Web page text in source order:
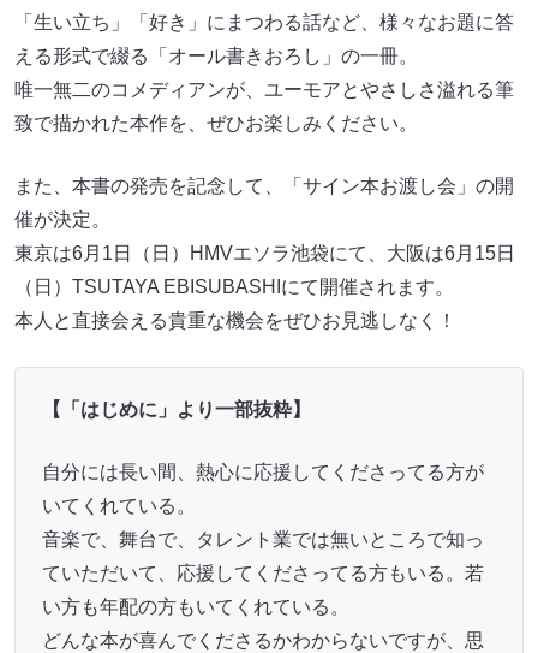
「生い立ち」「好き」にまつわる話など、様々なお題に答
える形式で綴る「オール書きおろし」の一冊。
唯一無二のコメディアンが、ユーモアとやさしさ溢れる筆
致で描かれた本作を、ぜひお楽しみください。
また、本書の発売を記念して、「サイン本お渡し会」の開
催が決定。
東京は6月1日（日）HMVエソラ池袋にて、大阪は6月15日
（日）TSUTAYA EBISUBASHIにて開催されます。
本人と直接会える貴重な機会をぜひお見逃しなく！
【「はじめに」より一部抜粋】
自分には長い間、熱心に応援してくださってる方が
いてくれている。
音楽で、舞台で、タレント業では無いところで知っ
ていただいて、応援してくださってる方もいる。若
い方も年配の方もいてくれている。
どんな本が喜んでくださるかわからないですが、思